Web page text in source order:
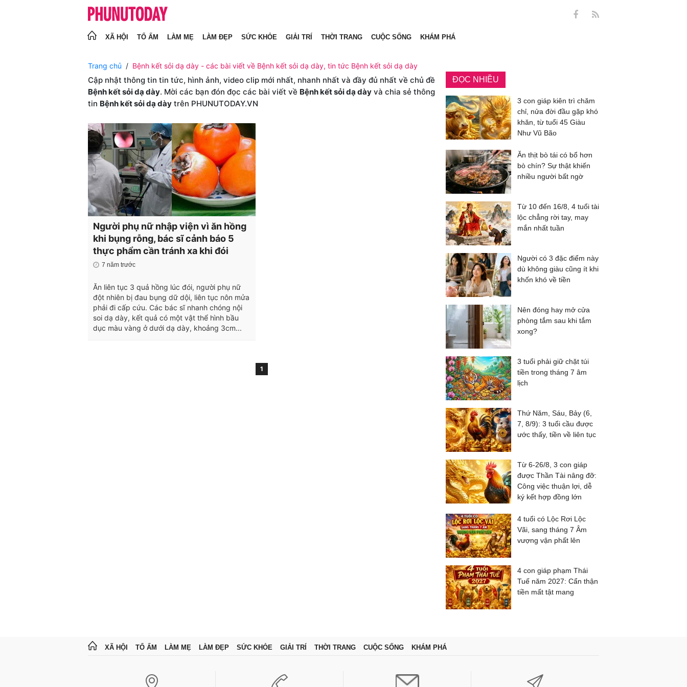
XÃ HỘI TỔ ẤM LÀM MẸ LÀM ĐẸP SỨC KHỎE GIẢI TRÍ THỜI TRANG CUỘC SỐNG KHÁM PHÁ
Trang chủ Bệnh kết sỏi dạ dày - các bài viết về Bệnh kết sỏi dạ dày, tin tức Bệnh kết sỏi dạ dày
Cập nhật thông tin tin tức, hình ảnh, video clip mới nhất, nhanh nhất và đầy đủ nhất về chủ đề
Bệnh kết sỏi dạ dày. Mời các bạn đón đọc các bài viết về Bệnh kết sỏi dạ dày và chia sẻ thông
tin Bệnh kết sỏi dạ dày trên PHUNUTODAY.VN
Người phụ nữ nhập viện vì ăn hồng
khi bụng rỗng, bác sĩ cảnh báo 5
thực phẩm cần tránh xa khi đói
7 năm trước
Ăn liên tục 3 quả hồng lúc đói, người phụ nữ
đột nhiên bị đau bụng dữ dội, liên tục nôn mửa
phải đi cấp cứu. Các bác sĩ nhanh chóng nội
soi dạ dày, kết quả có một vật thể hình bầu
dục màu vàng ở dưới dạ dày, khoảng 3cm...
1
ĐỌC NHIỀU
3 con giáp kiên trì chăm
chỉ, nửa đời đầu gặp khó
khăn, từ tuổi 45 Giàu
Như Vũ Bão
Ăn thịt bò tái có bổ hơn
bò chín? Sự thật khiến
nhiều người bất ngờ
Từ 10 đến 16/8, 4 tuổi tài
lộc chẳng rời tay, may
mắn nhất tuần
Người có 3 đặc điểm này
dù không giàu cũng ít khi
khốn khó về tiền
Nên đóng hay mở cửa
phòng tắm sau khi tắm
xong?
3 tuổi phải giữ chặt túi
tiền trong tháng 7 âm
lịch
Thứ Năm, Sáu, Bảy (6,
7, 8/9): 3 tuổi cầu được
ước thấy, tiền về liên tục
Từ 6-26/8, 3 con giáp
được Thần Tài nâng đỡ:
Công việc thuận lợi, dễ
ký kết hợp đồng lớn
4 tuổi có Lộc Rơi Lộc
Vãi, sang tháng 7 Âm
vượng vận phất lên
4 con giáp phạm Thái
Tuế năm 2027: Cẩn thận
tiền mất tật mang
XÃ HỘI TỔ ẤM LÀM MẸ LÀM ĐẸP SỨC KHỎE GIẢI TRÍ THỜI TRANG CUỘC SỐNG KHÁM PHÁ